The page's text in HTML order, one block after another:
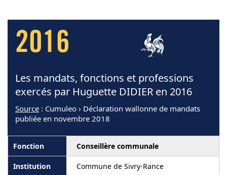
2016
Les mandats, fonctions et professions
exercés par Huguette DIDIER en 2016
Source : Cumuleo › Déclaration wallonne de mandats
publiée en novembre 2018
Conseillère communale
Commune de Sivry-Rance